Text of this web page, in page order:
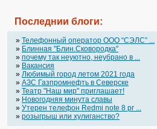
Последнии блоги:
» Телефонный оператор OOO “СЭЛС” ...
» Блинная "Блин.Сковородка"
» почему так неуютно, неубрано в ...
» Вакансия
» Любимый город летом 2021 года
» АЗС Газпромнефть в Северске
» Театр "Наш мир" приглашает!
» Новогодняя минута славы
» Утерен телефон Redmi note 8 pr ...
» розыгрыш или хулиганство?